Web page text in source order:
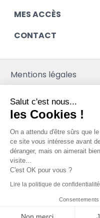
MES ACCÈS
CONTACT
Mentions légales
Plan du site
Mediapilote
Salut c'est nous...
les Cookies !
On a attendu d'être sûrs que
ce site vous intéresse avant
déranger, mais on aimerait
visite...
C'est OK pour vous ?
Lire la politique de confidentialité